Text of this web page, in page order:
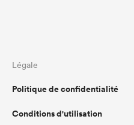
Légale
Politique de confidentialité
Conditions d'utilisation